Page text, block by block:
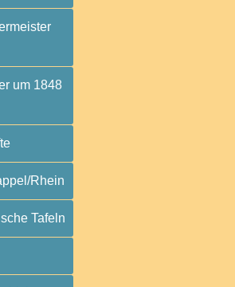
um 1848
Rhein
Tafeln